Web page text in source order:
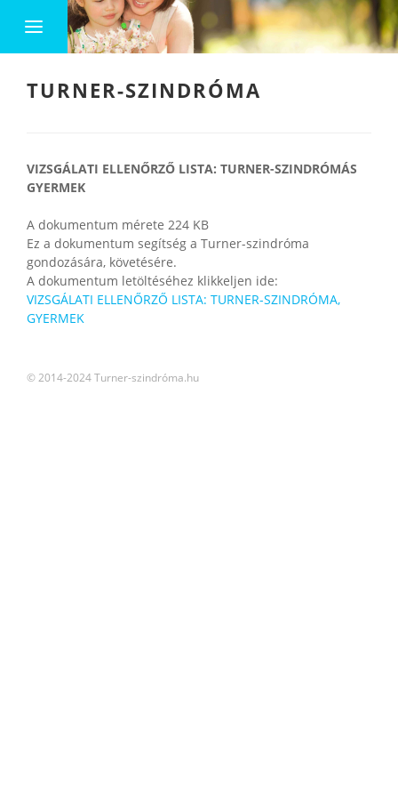
TURNER-SZINDRÓMA
VIZSGÁLATI ELLENŐRZŐ LISTA: TURNER-SZINDRÓMÁS
GYERMEK
A dokumentum mérete 224 KB
Ez a dokumentum segítség a Turner-szindróma
gondozására, követésére.
A dokumentum letöltéséhez klikkeljen ide:
VIZSGÁLATI ELLENŐRZŐ LISTA: TURNER-SZINDRÓMA,
GYERMEK
© 2014-2024 Turner-szindróma.hu